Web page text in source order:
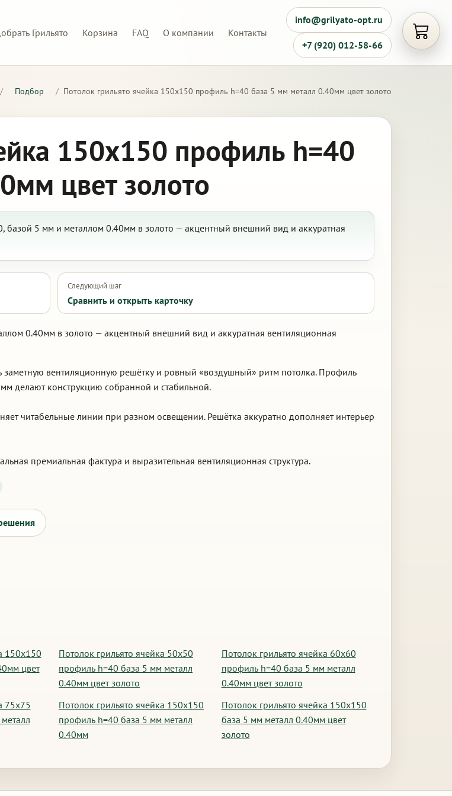
Грильято Корзина FAQ О компании Контакты
info@grilyato-opt.ru
+7 (920) 012-58-66
/ Подбор / Потолок грильято ячейка 150х150 профиль h=40 база 5 мм металл 0.40мм цвет золото
150х150 профиль h=40
цвет золото
базой 5 мм и металлом 0.40мм в золото — акцентный внешний вид и аккуратная
Следующий шаг
Сравнить и открыть карточку
0.40мм в золото — акцентный внешний вид и аккуратная вентиляционная
заметную вентиляционную решётку и ровный «воздушный» ритм потолка. Профиль
делают конструкцию собранной и стабильной.
читабельные линии при разном освещении. Решётка аккуратно дополняет интерьер
премиальная фактура и выразительная вентиляционная структура.
150х150
цвет
Потолок грильято ячейка 50х50
профиль h=40 база 5 мм металл
0.40мм цвет золото
Потолок грильято ячейка 60х60
профиль h=40 база 5 мм металл
0.40мм цвет золото
75х75
Потолок грильято ячейка 150х150
профиль h=40 база 5 мм металл
0.40мм
Потолок грильято ячейка 150х150
база 5 мм металл 0.40мм цвет
золото
Открыть